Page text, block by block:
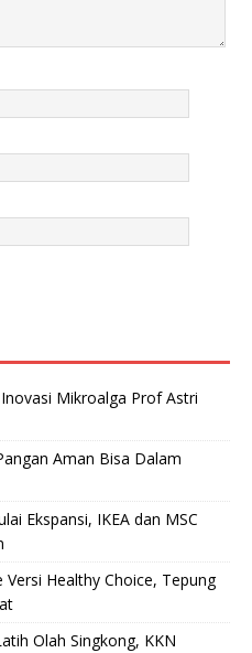
Mikroalga Prof Astri
Aman Bisa Dalam
Ekspansi, IKEA dan MSC
Healthy Choice, Tepung
Olah Singkong, KKN